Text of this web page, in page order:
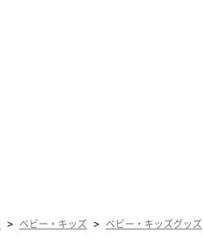
> ベビー・キッズ > ベビー・キッズグッズ